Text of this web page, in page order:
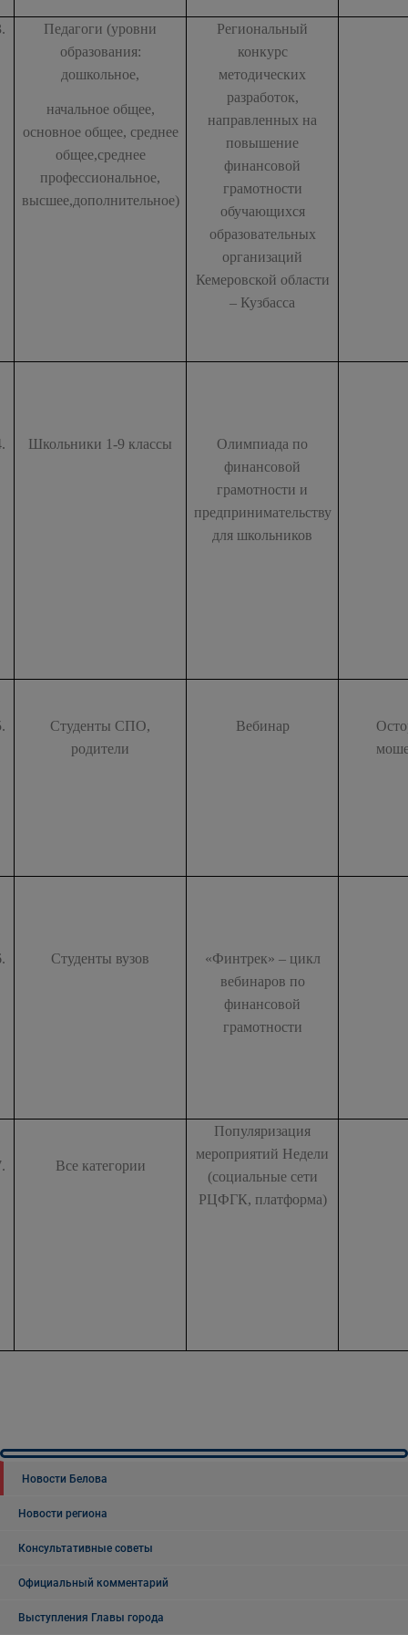
Педагоги (уровни
образования:
дошкольное,
начальное общее,
основное общее, среднее
общее,среднее
профессиональное,
высшее,дополнительное)
Региональный
конкурс
методических
разработок,
направленных на
повышение
финансовой
грамотности
обучающихся
образовательных
организаций
Кемеровской области
– Кузбасса
Школьники 1-9 классы
Олимпиада по
финансовой
грамотности и
предпринимательству
для школьников
Студенты СПО,
родители
Вебинар
Студенты вузов
«Финтрек» – цикл
вебинаров по
финансовой
грамотности
Все категории
Популяризация
мероприятий Недели
(социальные сети
РЦФГК, платформа)
Новости Белова
Новости региона
Консультативные советы
Официальный комментарий
Выступления Главы города